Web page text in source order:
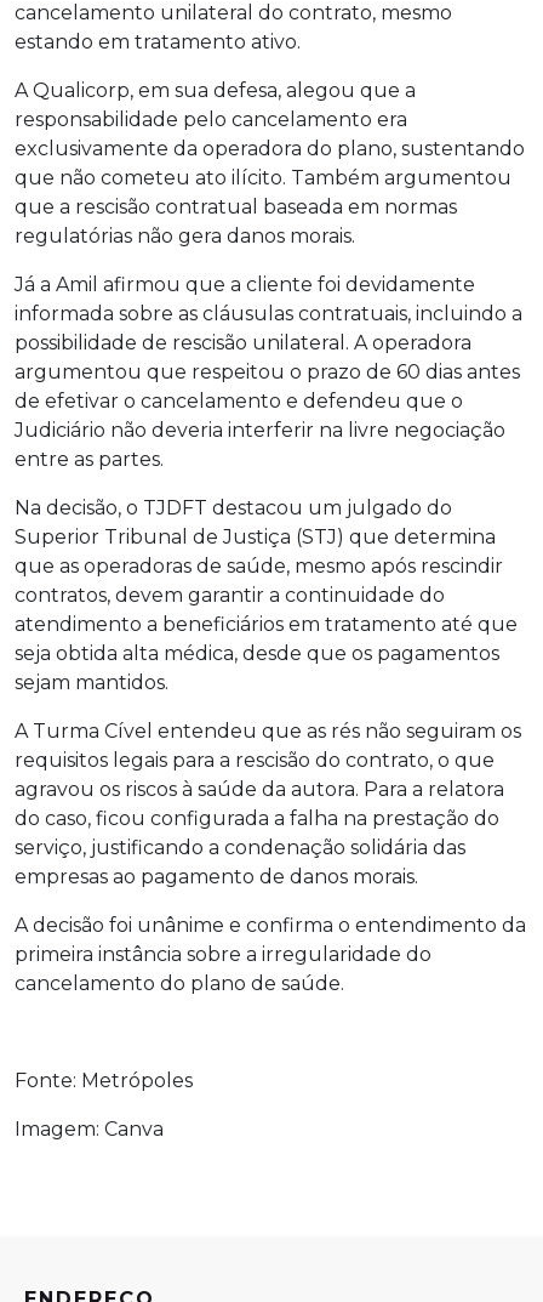
cancelamento unilateral do contrato, mesmo
estando em tratamento ativo.
A Qualicorp, em sua defesa, alegou que a
responsabilidade pelo cancelamento era
exclusivamente da operadora do plano, sustentando
que não cometeu ato ilícito. Também argumentou
que a rescisão contratual baseada em normas
regulatórias não gera danos morais.
Já a Amil afirmou que a cliente foi devidamente
informada sobre as cláusulas contratuais, incluindo a
possibilidade de rescisão unilateral. A operadora
argumentou que respeitou o prazo de 60 dias antes
de efetivar o cancelamento e defendeu que o
Judiciário não deveria interferir na livre negociação
entre as partes.
Na decisão, o TJDFT destacou um julgado do
Superior Tribunal de Justiça (STJ) que determina
que as operadoras de saúde, mesmo após rescindir
contratos, devem garantir a continuidade do
atendimento a beneficiários em tratamento até que
seja obtida alta médica, desde que os pagamentos
sejam mantidos.
A Turma Cível entendeu que as rés não seguiram os
requisitos legais para a rescisão do contrato, o que
agravou os riscos à saúde da autora. Para a relatora
do caso, ficou configurada a falha na prestação do
serviço, justificando a condenação solidária das
empresas ao pagamento de danos morais.
A decisão foi unânime e confirma o entendimento da
primeira instância sobre a irregularidade do
cancelamento do plano de saúde.
Fonte: Metrópoles
Imagem: Canva